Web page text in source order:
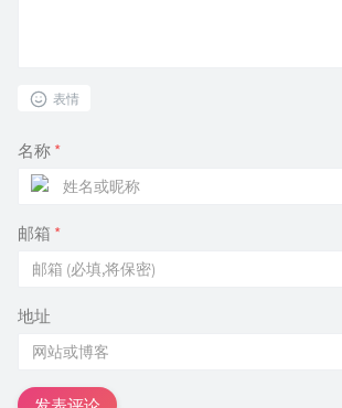
表情
名称 *
邮箱 *
地址